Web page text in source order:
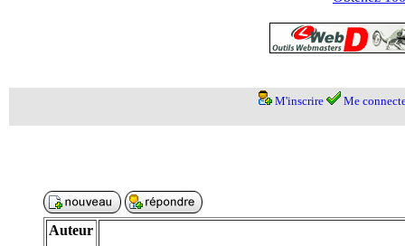
M'inscrire Me
Auteur